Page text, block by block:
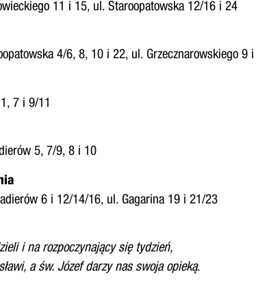
11 i 15, ul. Staroopatowska 12/16 i 24
4/6, 8, 10 i 22, ul. Grzecznarowskiego 9
7 i 9/11
5, 7/9, 8 i 10
6 i 12/14/16, ul. Gagarina 19 i 21/23
i na rozpoczynający się tydzień,
a św. Józef darzy nas swoja opieką.